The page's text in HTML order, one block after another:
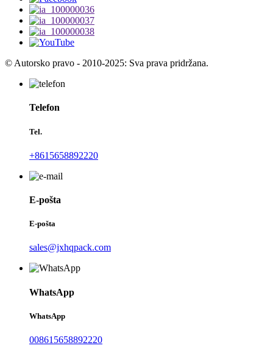
© Autorsko pravo - 2010-2025: Sva prava pridržana.
Telefon
Tel.
+8615658892220
E-pošta
E-pošta
sales@jxhqpack.com
WhatsApp
WhatsApp
008615658892220